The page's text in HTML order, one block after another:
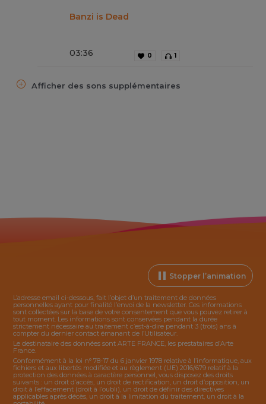
Banzi is Dead
03:36 0 1
Afficher des sons supplémentaires
Stopper l’animation
L’adresse email ci-dessous, fait l’objet d’un traitement de données
personnelles ayant pour finalité l’envoi de la newsletter. Ces informations
sont collectées sur la base de votre consentement que vous pouvez retirer à
tout moment. Les informations sont conservées pendant la durée
strictement nécessaire au traitement c’est-à-dire pendant 3 (trois) ans à
compter du dernier contact émanant de l’Utilisateur.
Le destinataire des données sont ARTE FRANCE, les prestataires d’Arte
France.
Conformément à la loi n° 78-17 du 6 janvier 1978 relative à l’informatique, aux
fichiers et aux libertés modifiée et au règlement (UE) 2016/679 relatif à la
protection des données à caractère personnel, vous disposez des droits
suivants : un droit d’accès, un droit de rectification, un droit d’opposition, un
droit à l’effacement (droit à l’oubli), un droit de définir des directives
applicables après décès, un droit à la limitation du traitement, un droit à la